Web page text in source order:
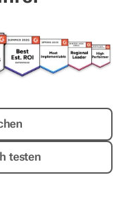
testen